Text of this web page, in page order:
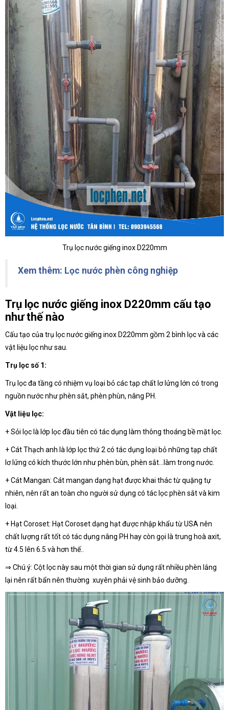
Trụ lọc nước giếng inox D220mm
Xem thêm: Lọc nước phèn công nghiệp
Trụ lọc nước giếng inox D220mm cấu tạo
như thế nào
Cấu tạo của trụ lọc nước giếng inox D220mm gồm 2 bình lọc và các
vật liệu lọc như sau.
Trụ lọc số 1:
Trụ lọc đa tầng có nhiệm vụ loại bỏ các tạp chất lơ lửng lớn có trong
nguồn nước như phèn sắt, phèn phùn, nâng PH.
Vật liệu lọc:
+ Sỏi lọc là lớp lọc đầu tiên có tác dụng làm thông thoáng bề mặt lọc.
+ Cát Thạch anh là lớp lọc thứ 2 có tác dụng loại bỏ những tạp chất
lơ lửng có kích thước lớn như phèn bùn, phèn sắt…làm trong nước.
+ Cát Mangan: Cát mangan dạng hạt được khai thác từ quặng tự
nhiên, nên rất an toàn cho người sử dụng có tác lọc phèn sắt và kim
loại.
+ Hạt Coroset: Hạt Coroset dạng hạt được nhập khẩu từ USA nên
chất lượng rất tốt có tác dụng nâng PH hay còn gọi là trung hoà axit,
từ 4.5 lên 6.5 và hơn thế..
⇒ Chú ý: Cột lọc này sau một thời gian sử dụng rất nhiều phèn lắng
lại nên rất bẩn nên thường xuyên phải vệ sinh bảo dưỡng.